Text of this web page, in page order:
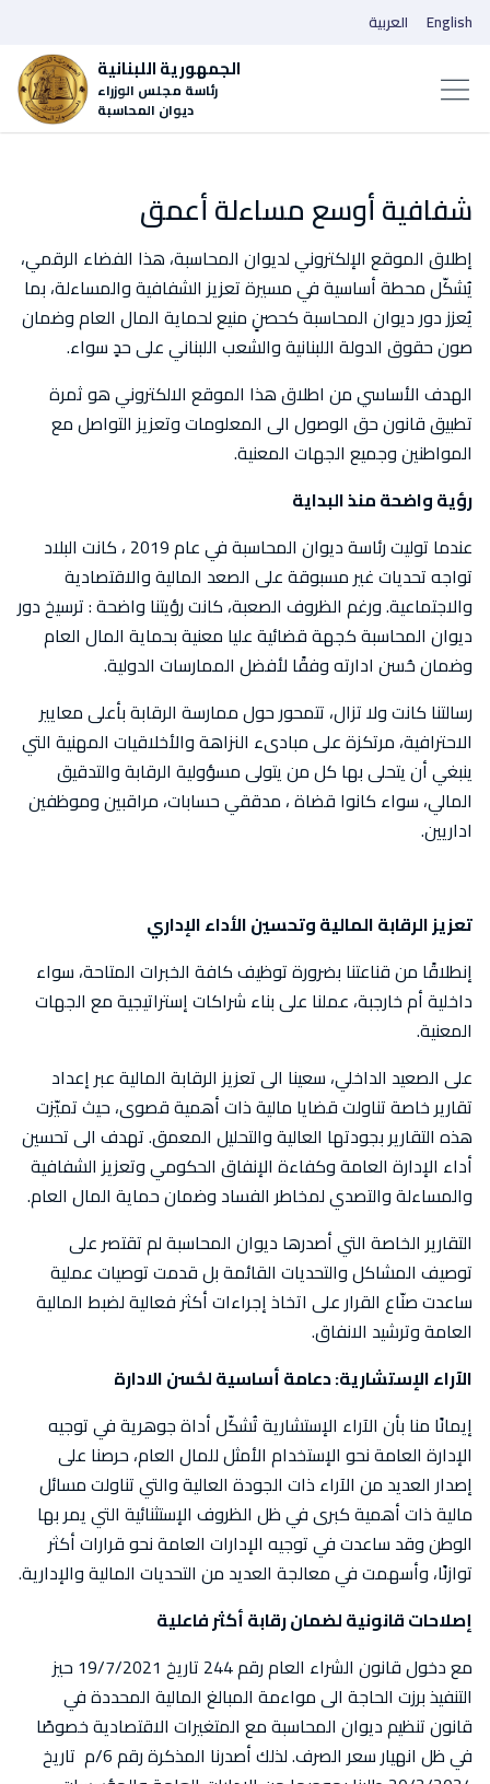
الجمهورية اللبنانية
رئاسة مجلس الوزراء
ديوان المحاسبة
العربية English
شفافية أوسع مساءلة أعمق
إطلاق الموقع الإلكتروني لديوان المحاسبة، هذا الفضاء الرقمي،
يُشكّل محطة أساسية في مسيرة تعزيز الشفافية والمساءلة، بما
يُعزز دور ديوان المحاسبة كحصنٍ منيع لحماية المال العام وضمان
صون حقوق الدولة اللبنانية والشعب اللبناني على حدٍ سواء.
الهدف الأساسي من اطلاق هذا الموقع الالكتروني هو ثمرة
تطبيق قانون حق الوصول الى المعلومات وتعزيز التواصل مع
المواطنين وجميع الجهات المعنية.
رؤية واضحة منذ البداية
عندما توليت رئاسة ديوان المحاسبة في عام 2019 ، كانت البلاد
تواجه تحديات غير مسبوقة على الصعد المالية والاقتصادية
والاجتماعية. ورغم الظروف الصعبة، كانت رؤيتنا واضحة : ترسيخ دور
ديوان المحاسبة كجهة قضائية عليا معنية بحماية المال العام
وضمان حُسن ادارته وفقًا لأفضل الممارسات الدولية.
رسالتنا كانت ولا تزال، تتمحور حول ممارسة الرقابة بأعلى معايير
الاحترافية، مرتكزة على مبادىء النزاهة والأخلاقيات المهنية التي
ينبغي أن يتحلى بها كل من يتولى مسؤولية الرقابة والتدقيق
المالي، سواء كانوا قضاة ، مدققي حسابات، مراقبين وموظفين
اداريين.
تعزيز الرقابة المالية وتحسين الأداء الإداري
إنطلاقًا من قناعتنا بضرورة توظيف كافة الخبرات المتاحة، سواء
داخلية أم خارجبة، عملنا على بناء شراكات إستراتيجية مع الجهات
المعنية.
على الصعيد الداخلي، سعينا الى تعزيز الرقابة المالية عبر إعداد
تقارير خاصة تناولت قضايا مالية ذات أهمية قصوى، حيث تميّزت
هذه التقارير بجودتها العالية والتحليل المعمق. تهدف الى تحسين
أداء الإدارة العامة وكفاءة الإنفاق الحكومي وتعزيز الشفافية
والمساءلة والتصدي لمخاطر الفساد وضمان حماية المال العام.
التقارير الخاصة التي أصدرها ديوان المحاسبة لم تقتصر على
توصيف المشاكل والتحديات القائمة بل قدمت توصيات عملية
ساعدت صنّاع القرار على اتخاذ إجراءات أكثر فعالية لضبط المالية
العامة وترشيد الانفاق.
الآراء الإستشارية: دعامة أساسية لحُسن الادارة
إيمانًا منا بأن الآراء الإستشارية تُشكّل أداة جوهرية في توجيه
الإدارة العامة نحو الإستخدام الأمثل للمال العام، حرصنا على
إصدار العديد من الآراء ذات الجودة العالية والتي تناولت مسائل
مالية ذات أهمية كبرى في ظل الظروف الإستثنائية التي يمر بها
الوطن وقد ساعدت في توجيه الإدارات العامة نحو قرارات أكثر
توازنًا، وأسهمت في معالجة العديد من التحديات المالية والإدارية.
إصلاحات قانونية لضمان رقابة أكثر فاعلية
مع دخول قانون الشراء العام رقم 244 تاريخ 19/7/2021 حيز
التنفيذ برزت الحاجة الى مواءمة المبالغ المالية المحددة في
قانون تنظيم ديوان المحاسبة مع المتغيرات الاقتصادية خصوصًا
في ظل انهيار سعر الصرف. لذلك أصدرنا المذكرة رقم 6/م تاريخ